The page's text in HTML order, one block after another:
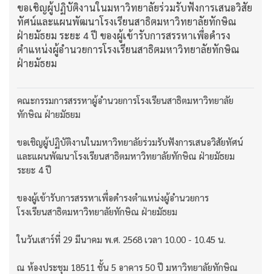
ขอเชิญผู้ปฏิบัติงานในมหาวิทยาลัยร่วมรับฟังการเสนอวิสัย
ทัศน์และแผนพัฒนาโรงเรียนสาธิตมหาวิทยาลัยทักษิณ
ฝ่ายมัธยม ระยะ 4 ปี ของผู้เข้ารับการสรรหาเพื่อดำรง
ตำแหน่งผู้อำนวยการโรงเรียนสาธิตมหาวิทยาลัยทักษิณ
ฝ่ายมัธยม
คณะกรรมการสรรหาผู้อำนวยการโรงเรียนสาธิตมหาวิทยาลัย
ทักษิณ ฝ่ายมัธยม
ขอเชิญผู้ปฏิบัติงานในมหาวิทยาลัยร่วมรับฟังการเสนอวิสัยทัศน์
และแผนพัฒนาโรงเรียนสาธิตมหาวิทยาลัยทักษิณ ฝ่ายมัธยม
ระยะ 4 ปี
ของผู้เข้ารับการสรรหาเพื่อดำรงตำแหน่งผู้อำนวยการ
โรงเรียนสาธิตมหาวิทยาลัยทักษิณ ฝ่ายมัธยม
ในวันเสาร์ที่ 29 มีนาคม พ.ศ. 2568 เวลา 10.00 - 10.45 น.
ณ ห้องประชุม 18511 ชั้น 5 อาคาร 50 ปี มหาวิทยาลัยทักษิณ